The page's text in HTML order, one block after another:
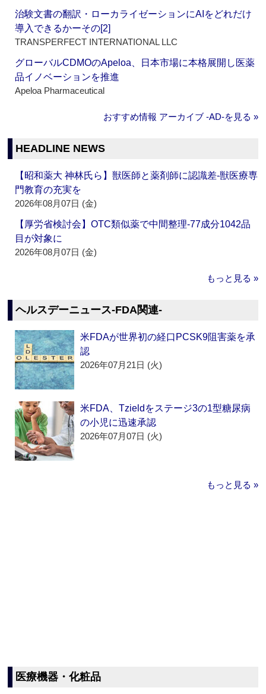
治験文書の翻訳・ローカライゼーションにAIをどれだけ
導入できるかーその[2]
TRANSPERFECT INTERNATIONAL LLC
グローバルCDMOのApeloa、日本市場に本格展開し医薬
品イノベーションを推進
Apeloa Pharmaceutical
おすすめ情報 アーカイブ ‐AD‐を見る »
HEADLINE NEWS
【昭和薬大 神林氏ら】獣医師と薬剤師に認識差‐獣医療専
門教育の充実を
2026年08月07日 (金)
【厚労省検討会】OTC類似薬で中間整理‐77成分1042品
目が対象に
2026年08月07日 (金)
もっと見る »
ヘルスデーニュース‐FDA関連‐
米FDAが世界初の経口PCSK9阻害薬を承
認
2026年07月21日 (火)
米FDA、Tzieldをステージ3の1型糖尿病
の小児に迅速承認
2026年07月07日 (火)
もっと見る »
医療機器・化粧品